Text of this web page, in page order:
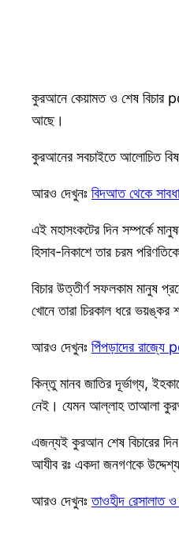
কুরআনে কেয়ামত ও শেষ বিচার
আছে।
কুরআনের সবচাইতে আলোচিত
আরও দেখুনঃ বিদআত থেকে
এই মহাসংকটের দিন সম্পর্কে
হিসাব-নিকাশে তার চরম
বিচার উত্তীর্ণ সফলকাম মানুষ
খোনে তারা চিরকাল ধরে
আরও দেখুনঃ পিঁপড়াদের
কিন্তু মানব জাতির দূর্ভাগ্য,
নেই। যেমন আল্লাহ তাআলা
এজন্যই কুরআন শেষ বিচারের
আযীব রঃ একদা জনগণকে উদ্দেশ্য
আরও দেখুনঃতাওহীদ